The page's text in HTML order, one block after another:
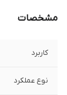
مشخصات
کاربرد
نوع عملکرد